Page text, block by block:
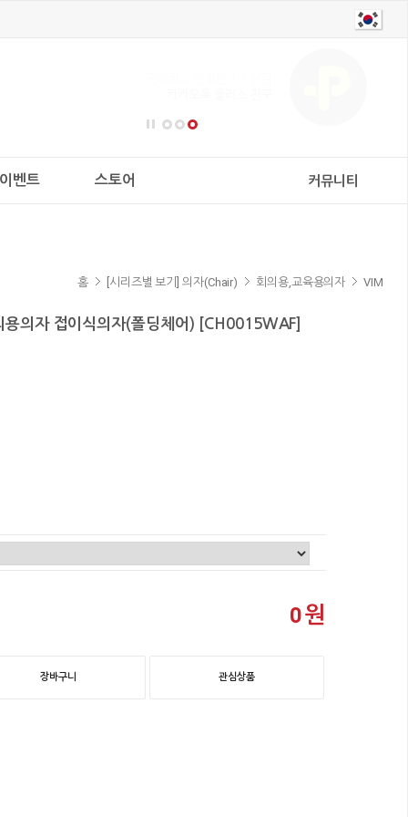
이벤트 스토어 커뮤니티
홈 [시리즈별 보기] 의자(Chair) 회의용,교육용의자 VIM
의자 접이식의자(폴딩체어) [CH0015WAF]
0원
장바구니 관심상품